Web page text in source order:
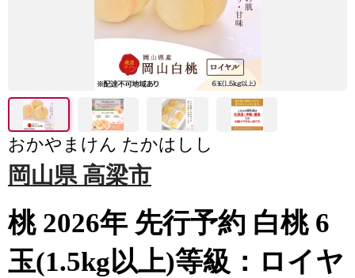
おかやまけん たかはしし
岡山県 高梁市
桃 2026年 先行予約 白桃 6
玉(1.5kg以上)等級：ロイヤ